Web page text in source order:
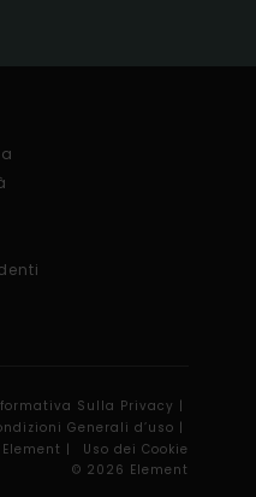
Sulla Privacy |
Generali d’uso |
|
Uso dei Cookie
© 2026 Element